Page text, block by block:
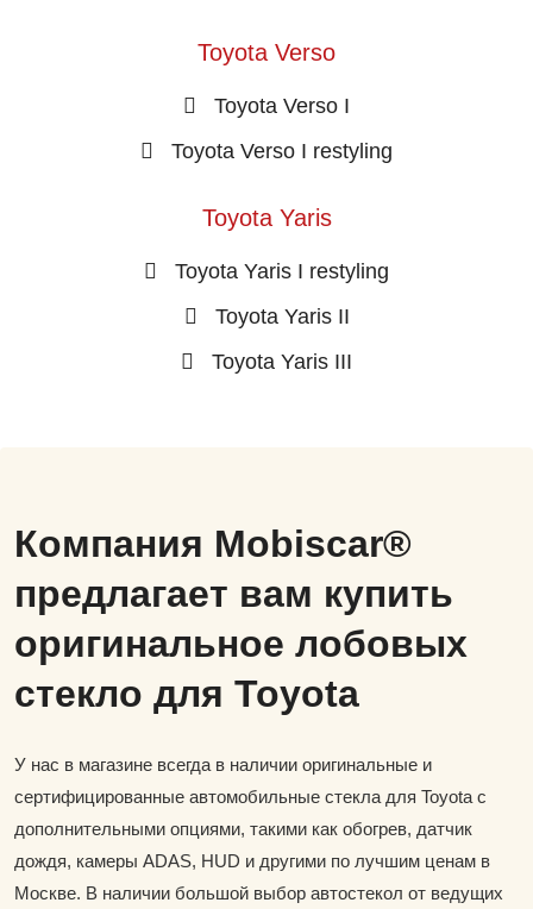
Toyota Verso
Toyota Verso I
Toyota Verso I restyling
Toyota Yaris
Toyota Yaris I restyling
Toyota Yaris II
Toyota Yaris III
Компания Mobiscar®
предлагает вам купить
оригинальное лобовых
стекло для Toyota
У нас в магазине всегда в наличии оригинальные и
сертифицированные автомобильные стекла для Toyota с
дополнительными опциями, такими как обогрев, датчик
дождя, камеры ADAS, HUD и другими по лучшим ценам в
Москве. В наличии большой выбор автостекол от ведущих